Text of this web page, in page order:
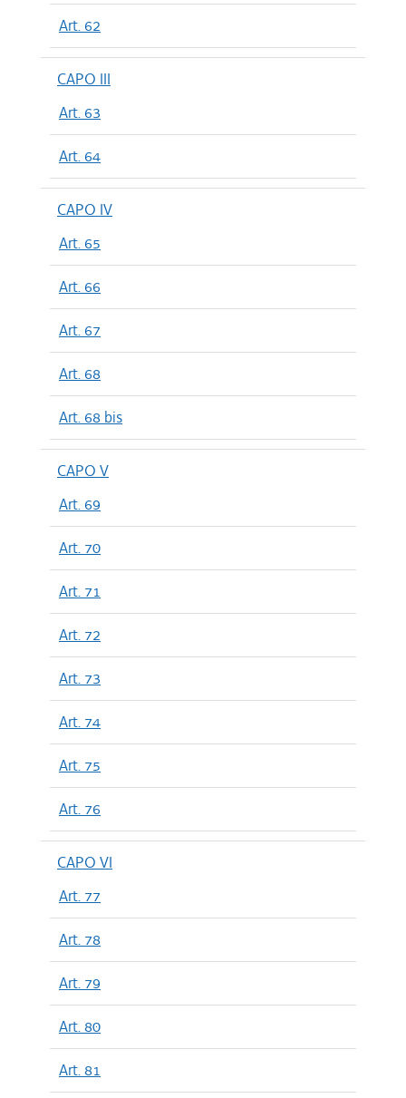
Art. 62
CAPO III
Art. 63
Art. 64
CAPO IV
Art. 65
Art. 66
Art. 67
Art. 68
Art. 68 bis
CAPO V
Art. 69
Art. 70
Art. 71
Art. 72
Art. 73
Art. 74
Art. 75
Art. 76
CAPO VI
Art. 77
Art. 78
Art. 79
Art. 80
Art. 81